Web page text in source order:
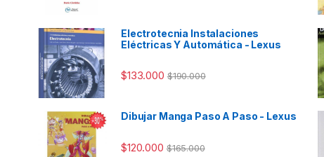
Electrotecnia Instalaciones
Eléctricas Y Automática - Lexus
$133.000 $190.000
Dibujar Manga Paso A Paso - Lexus
$120.000 $165.000